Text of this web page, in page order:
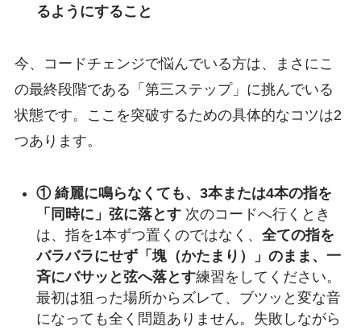
るようにすること
今、コードチェンジで悩んでいる方は、まさにこ
の最終段階である「第三ステップ」に挑んでいる
状態です。ここを突破するための具体的なコツは2
つあります。
① 綺麗に鳴らなくても、3本または4本の指を
「同時に」弦に落とす次のコードへ行くとき
は、指を1本ずつ置くのではなく、 全ての指を
バラバラにせず「塊（かたまり）」のまま、一
斉にバサッと弦へ落とす練習をしてください。
最初は狙った場所からズレて、ブツッと変な音
になっても全く問題ありません。失敗しながら